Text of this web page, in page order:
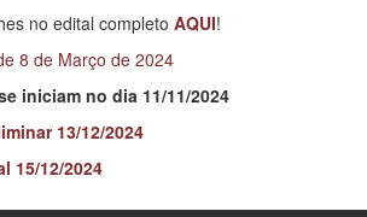
no edital completo AQUI!
8 de Março de 2024
iniciam no dia 11/11/2024
13/12/2024
15/12/2024